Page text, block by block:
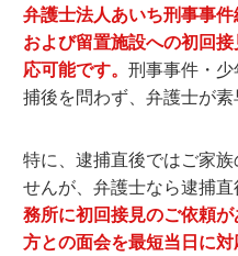
弁護士法人あいち刑事事
および留置施設への初回
応可能です。刑事事件・
捕後を問わず、弁護士が素
特に、逮捕直後ではご家
せんが、弁護士なら逮捕直
務所に初回接見のご依頼
方との面会を最短当日に